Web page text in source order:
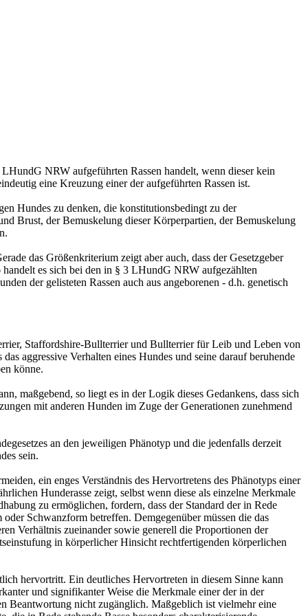
NRW aufgeführten Rassen handelt, wenn dieser kein
eine Kreuzung einer der aufgeführten Rassen ist.
Hundes zu denken, die konstitutionsbedingt zu der
Brust, der Bemuskelung dieser Körperpartien, der Bemuskelung
das Größenkriterium zeigt aber auch, dass der Gesetzgeber
es sich bei den in § 3 LHundG NRW aufgezählten
der gelisteten Rassen auch aus angeborenen - d.h. genetisch
Staffordshire-Bullterrier und Bullterrier für Leib und Leben von
aggressive Verhalten eines Hundes und seine darauf beruhende
könne.
maßgebend, so liegt es in der Logik dieses Gedankens, dass sich
mit anderen Hunden im Zuge der Generationen zunehmend
an den jeweiligen Phänotyp und die jedenfalls derzeit
sein.
ein enges Verständnis des Hervortretens des Phänotyps einer
Hunderasse zeigt, selbst wenn diese als einzelne Merkmale
zu ermöglichen, fordern, dass der Standard der in Rede
Schwanzform betreffen. Demgegenüber müssen die das
Verhältnis zueinander sowie generell die Proportionen der
in körperlicher Hinsicht rechtfertigenden körperlichen
hervortritt. Ein deutliches Hervortreten in diesem Sinne kann
und signifikanter Weise die Merkmale einer der in der
Beantwortung nicht zugänglich. Maßgeblich ist vielmehr eine